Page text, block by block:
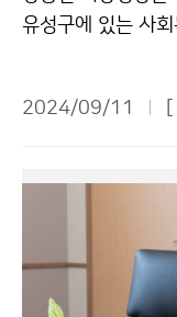
유성구에 있는 사
2024/09/11